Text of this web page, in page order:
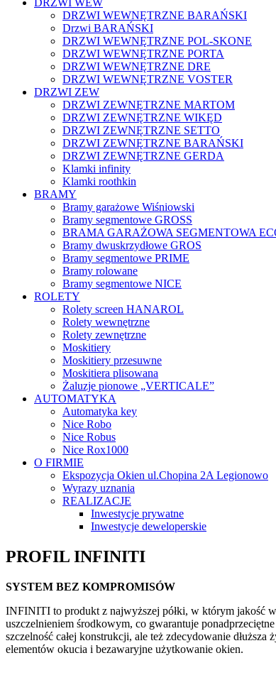
DRZWI WEW
DRZWI WEWNĘTRZNE BARAŃSKI
Drzwi BARAŃSKI
DRZWI WEWNĘTRZNE POL-SKONE
DRZWI WEWNĘTRZNE PORTA
DRZWI WEWNĘTRZNE DRE
DRZWI WEWNĘTRZNE VOSTER
DRZWI ZEW
DRZWI ZEWNĘTRZNE MARTOM
DRZWI ZEWNĘTRZNE WIKĘD
DRZWI ZEWNĘTRZNE SETTO
DRZWI ZEWNĘTRZNE BARAŃSKI
DRZWI ZEWNĘTRZNE GERDA
Klamki infinity
Klamki roothkin
BRAMY
Bramy garażowe Wiśniowski
Bramy segmentowe GROSS
BRAMA GARAŻOWA SEGMENTOWA
Bramy dwuskrzydłowe GROS
Bramy segmentowe PRIME
Bramy rolowane
Bramy segmentowe NICE
ROLETY
Rolety screen HANAROL
Rolety wewnętrzne
Rolety zewnętrzne
Moskitiery
Moskitiery przesuwne
Moskitiera plisowana
Żaluzje pionowe „VERTICALE”
AUTOMATYKA
Automatyka key
Nice Robo
Nice Robus
Nice Rox1000
O FIRMIE
Ekspozycja Okien ul.Chopina 2A Legionowo
Wyrazy uznania
REALIZACJE
Inwestycje prywatne
Inwestycje deweloperskie
PROFIL INFINITI
SYSTEM BEZ KOMPROMISÓW
INFINITI to produkt z najwyższej półki, w którym jakość
uszczelnieniem środkowym, co gwarantuje
szczelność całej konstrukcji, ale też zdecydowanie
elementów okucia i bezawaryjne użytkowanie okien.